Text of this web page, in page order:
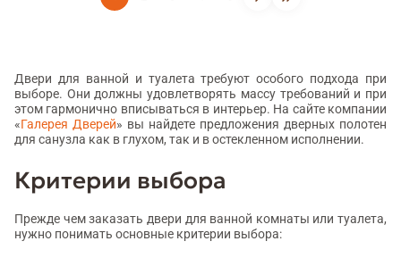
Двери для ванной и туалета требуют особого подхода при
выборе. Они должны удовлетворять массу требований и при
этом гармонично вписываться в интерьер. На сайте компании
«Галерея Дверей» вы найдете предложения дверных полотен
для санузла как в глухом, так и в остекленном исполнении.
Критерии выбора
Прежде чем заказать двери для ванной комнаты или туалета,
нужно понимать основные критерии выбора: